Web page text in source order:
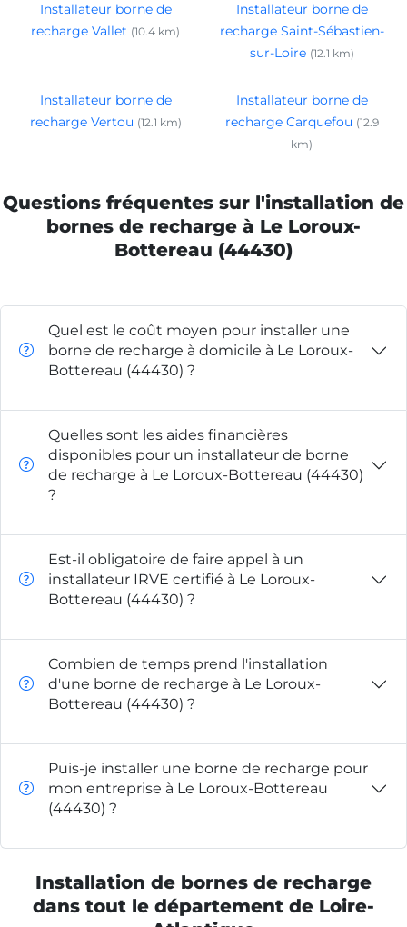
Installateur borne de
recharge Vallet (10.4 km)
Installateur borne de
recharge Saint-Sébastien-
sur-Loire (12.1 km)
Installateur borne de
recharge Vertou (12.1 km)
Installateur borne de
recharge Carquefou (12.9
km)
Questions fréquentes sur l'installation de
bornes de recharge à Le Loroux-
Bottereau (44430)
Quel est le coût moyen pour installer une
borne de recharge à domicile à Le Loroux-
Bottereau (44430) ?
Quelles sont les aides financières
disponibles pour un installateur de borne
de recharge à Le Loroux-Bottereau (44430)
?
Est-il obligatoire de faire appel à un
installateur IRVE certifié à Le Loroux-
Bottereau (44430) ?
Combien de temps prend l'installation
d'une borne de recharge à Le Loroux-
Bottereau (44430) ?
Puis-je installer une borne de recharge pour
mon entreprise à Le Loroux-Bottereau
(44430) ?
Installation de bornes de recharge
dans tout le département de Loire-